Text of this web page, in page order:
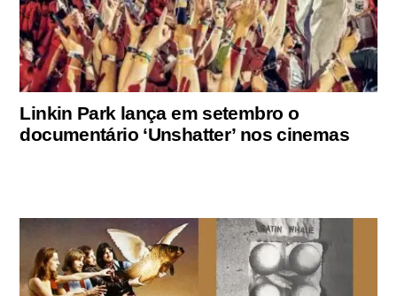
Linkin Park lança em setembro o
documentário ‘Unshatter’ nos cinemas